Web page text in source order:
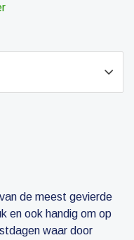
de meest gevierde
en ook handig om op
waar door